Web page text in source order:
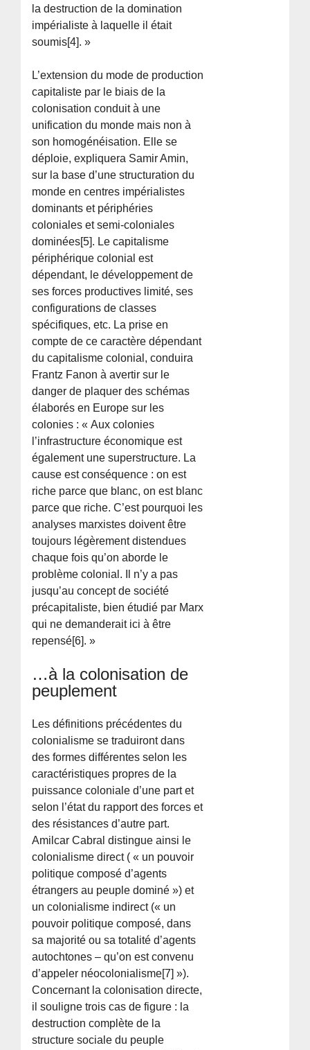
la destruction de la domination
impérialiste à laquelle il était
soumis[4]. »
L’extension du mode de production
capitaliste par le biais de la
colonisation conduit à une
unification du monde mais non à
son homogénéisation. Elle se
déploie, expliquera Samir Amin,
sur la base d’une structuration du
monde en centres impérialistes
dominants et périphéries
coloniales et semi-coloniales
dominées[5]. Le capitalisme
périphérique colonial est
dépendant, le développement de
ses forces productives limité, ses
configurations de classes
spécifiques, etc. La prise en
compte de ce caractère dépendant
du capitalisme colonial, conduira
Frantz Fanon à avertir sur le
danger de plaquer des schémas
élaborés en Europe sur les
colonies : « Aux colonies
l’infrastructure économique est
également une superstructure. La
cause est conséquence : on est
riche parce que blanc, on est blanc
parce que riche. C’est pourquoi les
analyses marxistes doivent être
toujours légèrement distendues
chaque fois qu’on aborde le
problème colonial. Il n’y a pas
jusqu’au concept de société
précapitaliste, bien étudié par Marx
qui ne demanderait ici à être
repensé[6]. »
…à la colonisation de
peuplement
Les définitions précédentes du
colonialisme se traduiront dans
des formes différentes selon les
caractéristiques propres de la
puissance coloniale d’une part et
selon l’état du rapport des forces et
des résistances d’autre part.
Amilcar Cabral distingue ainsi le
colonialisme direct ( « un pouvoir
politique composé d’agents
étrangers au peuple dominé ») et
un colonialisme indirect (« un
pouvoir politique composé, dans
sa majorité ou sa totalité d’agents
autochtones – qu’on est convenu
d’appeler néocolonialisme[7] »).
Concernant la colonisation directe,
il souligne trois cas de figure : la
destruction complète de la
structure sociale du peuple